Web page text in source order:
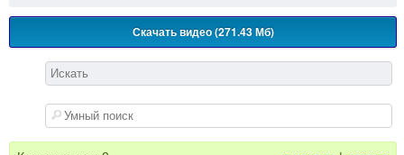
Скачать видео (271.43 Мб)